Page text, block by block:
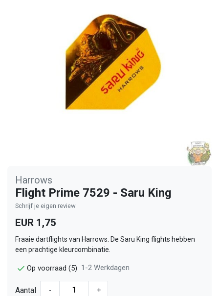
Harrows
Flight Prime 7529 - Saru King
Schrijf je eigen review
EUR 1,75
Fraaie dartflights van Harrows. De Saru King flights hebben
een prachtige kleurcombinatie.
Op voorraad (5) 1-2 Werkdagen
Aantal - +